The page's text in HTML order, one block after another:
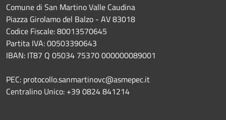
Comune di San Martino Valle Caudina
Piazza Girolamo del Balzo - AV 83018
Codice Fiscale: 80013570645
Partita IVA: 00503390643
IBAN: IT87 Q 05034 75370 000000089001
PEC: protocollo.sanmartinovc@asmepec.it
Centralino Unico: +39 0824 841214